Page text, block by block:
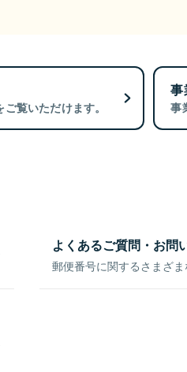
覧いただけます。
事
事
よくあるご質問・お問
郵便番号に関するさまざま